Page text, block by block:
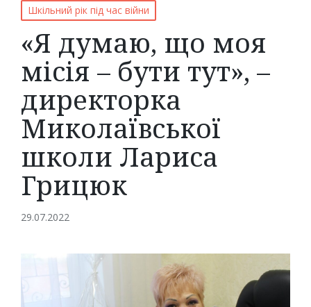
Posted
in
Шкільний рік під час війни
«Я думаю, що моя
місія – бути тут», –
директорка
Миколаївської
школи Лариса
Грицюк
29.07.2022